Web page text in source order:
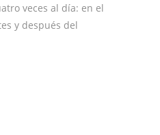
veces al día: en el
y después del